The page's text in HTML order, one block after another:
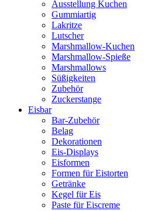
Ausstellung Kuchen
Gummiartig
Lakritze
Lutscher
Marshmallow-Kuchen
Marshmallow-Spieße
Marshmallows
Süßigkeiten
Zubehör
Zuckerstange
Eisbar
Bar-Zubehör
Belag
Dekorationen
Eis-Displays
Eisformen
Formen für Eistorten
Getränke
Kegel für Eis
Paste für Eiscreme